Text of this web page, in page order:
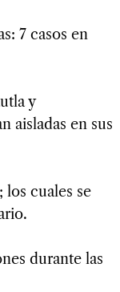
7 casos en
y
aisladas en sus
los cuales se
durante las